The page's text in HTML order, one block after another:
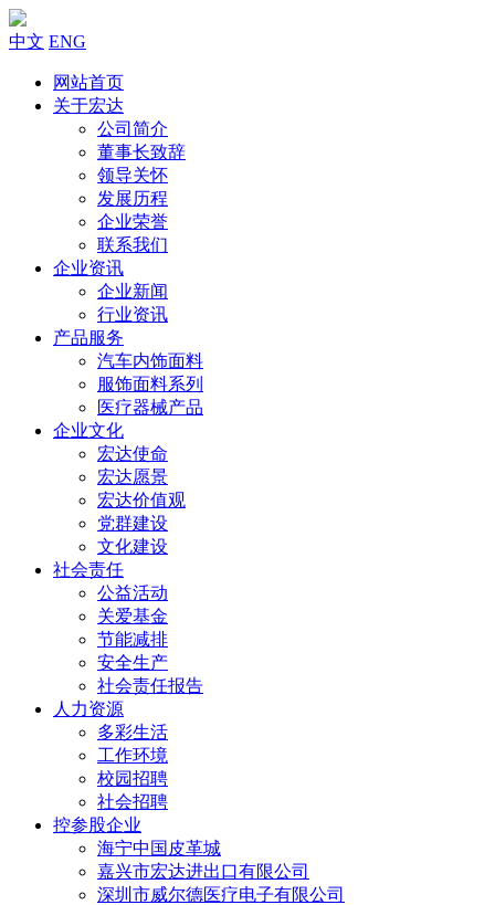
中文 ENG
网站首页
关于宏达
公司简介
董事长致辞
领导关怀
发展历程
企业荣誉
联系我们
企业资讯
企业新闻
行业资讯
产品服务
汽车内饰面料
服饰面料系列
医疗器械产品
企业文化
宏达使命
宏达愿景
宏达价值观
党群建设
文化建设
社会责任
公益活动
关爱基金
节能减排
安全生产
社会责任报告
人力资源
多彩生活
工作环境
校园招聘
社会招聘
控参股企业
海宁中国皮革城
嘉兴市宏达进出口有限公司
深圳市威尔德医疗电子有限公司